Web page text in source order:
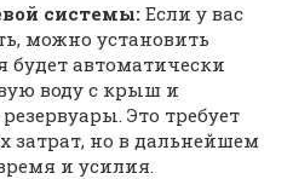
системы: Если у вас
можно установить
будет автоматически
воду с крыш и
Это требует
затрат, но в дальнейшем
и усилия.